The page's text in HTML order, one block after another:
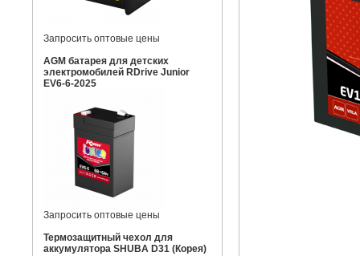
Запросить оптовые цены
AGM батарея для детских
электромобилей RDrive Junior
EV6-6-2025
Запросить оптовые цены
Термозащитный чехол для
аккумулятора SHUBA D31 (Корея)